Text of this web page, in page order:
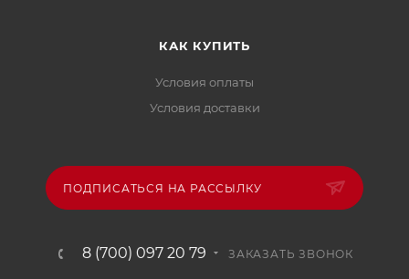
КАК КУПИТЬ
Условия оплаты
Условия доставки
ПОДПИСАТЬСЯ НА РАССЫЛКУ
8 (700) 097 20 79 ЗАКАЗАТЬ ЗВОНОК